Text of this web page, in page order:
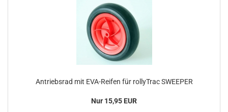
Antriebsrad mit EVA-Reifen für rollyTrac SWEEPER
Nur 15,95 EUR